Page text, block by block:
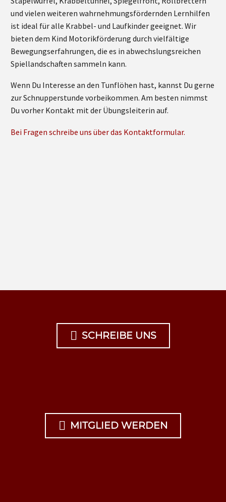
und vielen weiteren wahrnehmungsfördernden Lernhilfen
ist ideal für alle Krabbel- und Laufkinder geeignet. Wir
bieten dem Kind Motorikförderung durch vielfältige
Bewegungserfahrungen, die es in abwechslungsreichen
Spiellandschaften sammeln kann.
Wenn Du Interesse an den Tunflöhen hast, kannst Du gerne
zur Schnupperstunde vorbeikommen. Am besten nimmst
Du vorher Kontakt mit der Übungsleiterin auf.
Bei Fragen schreibe uns über das Kontaktformular.
 SCHREIBE UNS
 MITGLIED WERDEN